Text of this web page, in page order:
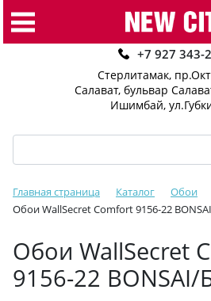
+7 927 343-
Стерлитамак,
Салават, бульвар
Ишимбай,
Главная страница Каталог
Обои
Обои WallSecret Comfort 9156-22
Обои WallSecret
9156-22